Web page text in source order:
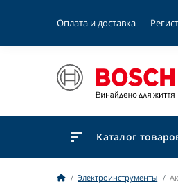
Оплата и доставка
Каталог
Электроинструменты